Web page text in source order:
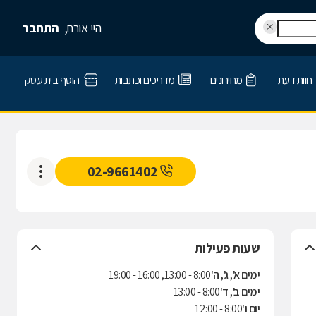
היי אורח, התחבר
חוות דעת מחירונים מדריכים וכתבות הוסף בית עסק
02-9661402
שעות פעילות
ימים א', ג', ה'8:00 - 13:00, 16:00 - 19:00
ימים ב', ד'8:00 - 13:00
יום ו'8:00 - 12:00